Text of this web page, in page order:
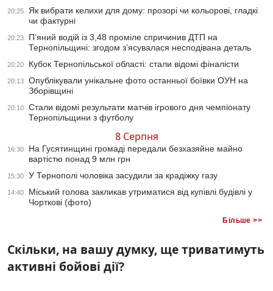
20:25
Як вибрати келихи для дому: прозорі чи кольорові, гладкі
чи фактурні
20:23
П’яний водій із 3,48 проміле спричинив ДТП на
Тернопільщині: згодом з’ясувалася несподівана деталь
20:20 Кубок Тернопільської області: стали відомі фіналісти
20:13
Опублікували унікальне фото останньої боївки ОУН на
Зборівщині
20:10
Стали відомі результати матчів ігрового дня чемпіонату
Тернопільщини з футболу
8 Серпня
16:30
На Гусятинщині громаді передали безхазяйне майно
вартістю понад 9 млн грн
15:30 У Тернополі чоловіка засудили за крадіжку газу
14:40
Міський голова закликав утриматися від купівлі будівлі у
Чорткові (фото)
Більше >>
Скільки, на вашу думку, ще триватимуть
активні бойові дії?